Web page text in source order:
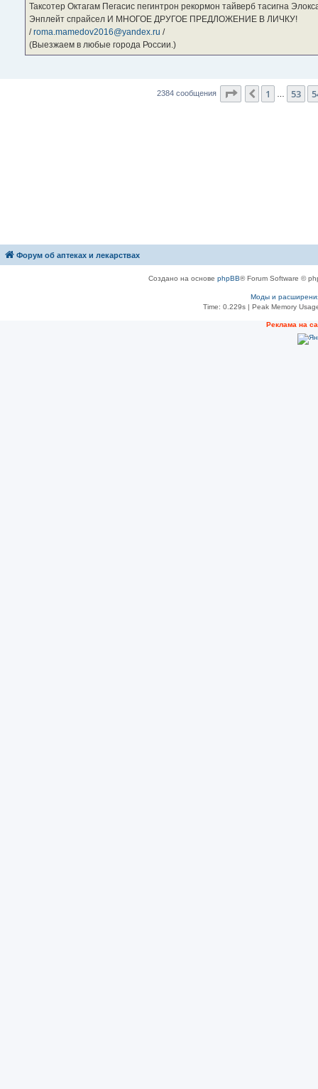
Таксотер Октагам Пегасис пегинтрон рекормон тайверб тасигна
Энплейт спрайсел И МНОГОЕ ДРУГОЕ ПРЕДЛОЖЕНИЕ В ЛИЧКУ!
/roma.mamedov2016@yandex.ru /
(Выезжаем в любые города России.)
2384 сообщения Страница 55из
Пред.
1 53
Форум об аптеках и лекарствах
Создано на основе phpBB® Forum Software ©
Моды и
Time: 0.229s| Peak Memory
Рeклама на